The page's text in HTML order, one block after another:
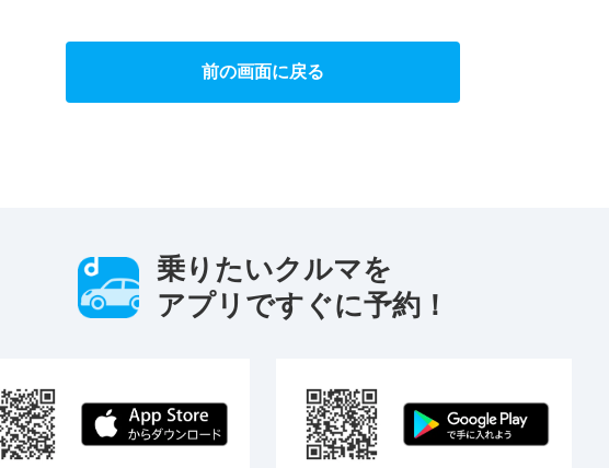
前の画面に戻る
乗りたいクルマを
アプリですぐに予約！